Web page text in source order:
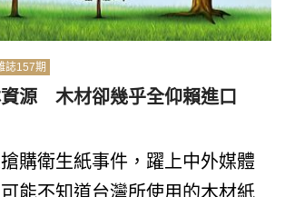
誌157期
源 木材卻幾乎全仰賴進口
購衛生紙事件，躍上中外媒體
能不知道台灣所使用的木材紙